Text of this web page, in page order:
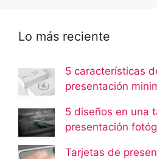
Lo más reciente
5 características
presentación
5 diseños en una
presentación
Tarjetas de